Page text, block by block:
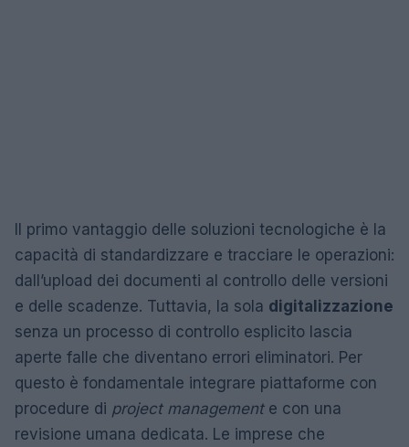
Il primo vantaggio delle soluzioni tecnologiche è la
capacità di standardizzare e tracciare le operazioni:
dall’upload dei documenti al controllo delle versioni
e delle scadenze. Tuttavia, la sola digitalizzazione
senza un processo di controllo esplicito lascia
aperte falle che diventano errori eliminatori. Per
questo è fondamentale integrare piattaforme con
procedure di project managemente con una
revisione umana dedicata. Le imprese che